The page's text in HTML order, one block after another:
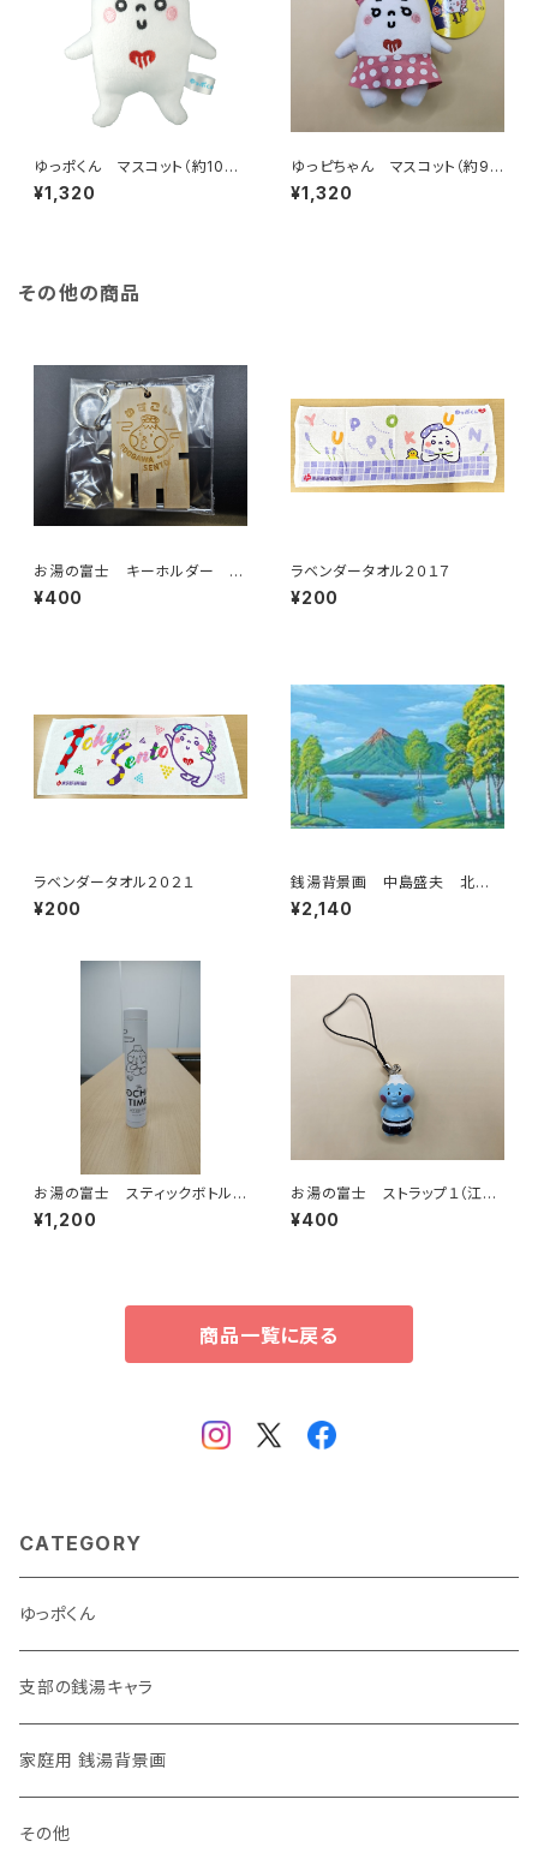
ゆっポくん マスコット（約10c
m）
¥1,320
ゆっピちゃん マスコット（約9.5
cm）
¥1,320
その他の商品
お湯の富士 キーホルダー 下
駄箱鍵（江戸川区浴場組合）
¥400
ラベンダータオル２０１７
¥200
ラベンダータオル２０２１
¥200
銭湯背景画 中島盛夫 北海
道駒ケ岳
¥2,140
お湯の富士 スティックボトル
（白）（江戸川区浴場組合）
¥1,200
お湯の富士 ストラップ１（江戸
川区浴場組合）
¥400
商品一覧に戻る
CATEGORY
ゆっポくん
支部の銭湯キャラ
家庭用 銭湯背景画
その他